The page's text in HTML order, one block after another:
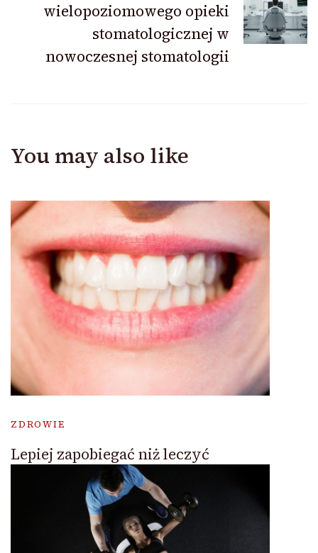
wielopoziomowego opieki
stomatologicznej w
nowoczesnej stomatologii
You may also like
ZDROWIE
Lepiej zapobiegać niż leczyć